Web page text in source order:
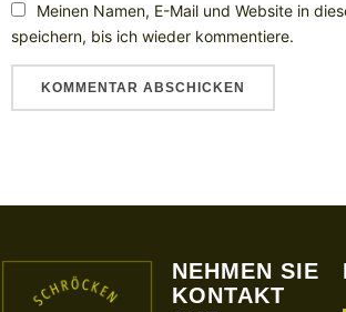
Meinen Namen, E-Mail und Website in
speichern, bis ich wieder kommentiere.
NEHMEN SIE
KONTAKT